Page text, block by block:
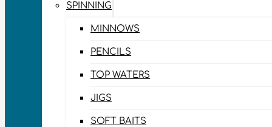
SPINNING
MINNOWS
PENCILS
TOP WATERS
JIGS
SOFT BAITS